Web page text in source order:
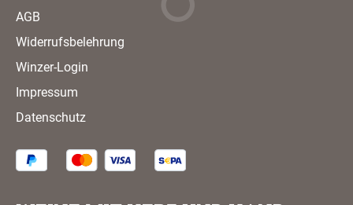
AGB
Widerrufsbelehrung
Winzer-Login
Impressum
Datenschutz